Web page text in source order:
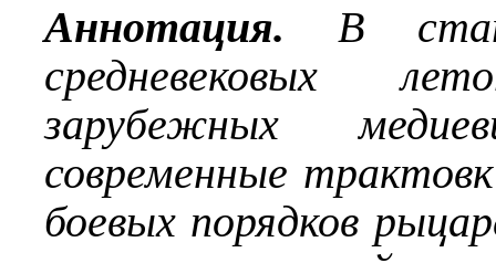
Аннотация. В
средневековых
зарубежных
современные
боевых порядков